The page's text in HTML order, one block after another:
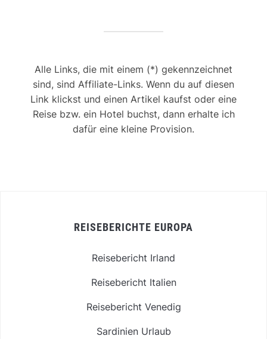
Alle Links, die mit einem (*) gekennzeichnet
sind, sind Affiliate-Links. Wenn du auf diesen
Link klickst und einen Artikel kaufst oder eine
Reise bzw. ein Hotel buchst, dann erhalte ich
dafür eine kleine Provision.
REISEBERICHTE EUROPA
Reisebericht Irland
Reisebericht Italien
Reisebericht Venedig
Sardinien Urlaub